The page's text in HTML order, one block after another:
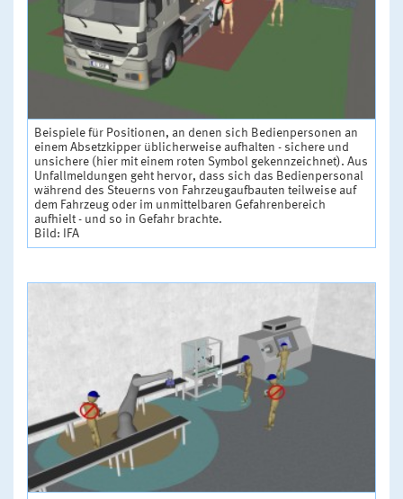
Beispiele für Positionen, an denen sich Bedienpersonen an
einem Absetzkipper üblicherweise aufhalten - sichere und
unsichere (hier mit einem roten Symbol gekennzeichnet). Aus
Unfallmeldungen geht hervor, dass sich das Bedienpersonal
während des Steuerns von Fahrzeugaufbauten teilweise auf
dem Fahrzeug oder im unmittelbaren Gefahrenbereich
aufhielt - und so in Gefahr brachte.
Bild: IFA